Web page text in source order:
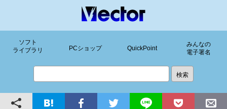
ソフト
ライブラリ
PCショップ QuickPoint
みんなの
電子署名